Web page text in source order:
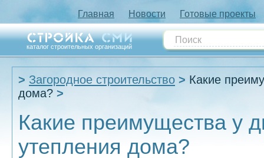
Главная Новости Готовые проекты
каталог строительных организаций
Загородное строительство
Какие
дома?
Какие преимущества у
утепления дома?